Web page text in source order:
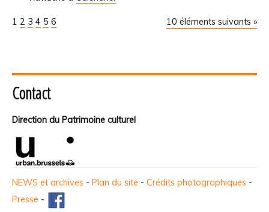
10 éléments suivants »
1 2 3 4 5 6
Contact
Direction du Patrimoine culturel
NEWS et archives - Plan du site - Crédits photographiques -
Presse -